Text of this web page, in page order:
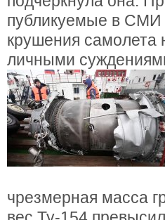
публикуемые в СМИ
крушения самолета
личными
чрезмерная масса